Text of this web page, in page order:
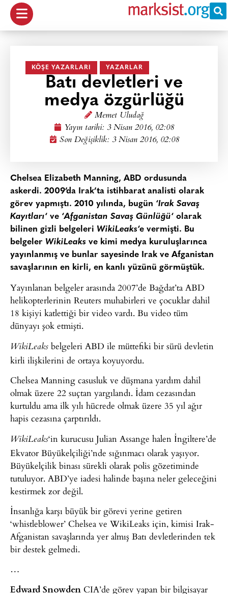
KÖŞE YAZARLARI YAZARLAR
Batı devletleri ve
medya özgürlüğü
Memet Uludağ
Yayın tarihi: 3 Nisan 2016, 02:08
Son Değişiklik: 3 Nisan 2016, 02:08
Chelsea Elizabeth Manning, ABD ordusunda
askerdi. 2009’da Irak’ta istihbarat analisti olarak
görev yapmıştı. 2010 yılında, bugün ‘Irak Savaş
Kayıtları‘ ve ‘Afganistan Savaş Günlüğü‘ olarak
bilinen gizli belgeleri WikiLeaks‘e vermişti. Bu
belgeler WikiLeaks ve kimi medya kuruluşlarınca
yayınlanmış ve bunlar sayesinde Irak ve Afganistan
savaşlarının en kirli, en kanlı yüzünü görmüştük.
Yayınlanan belgeler arasında 2007’de Bağdat’ta ABD
helikopterlerinin Reuters muhabirleri ve çocuklar dahil
18 kişiyi katlettiği bir video vardı. Bu video tüm
dünyayı şok etmişti.
WikiLeaks belgeleri ABD ile müttefiki bir sürü devletin
kirli ilişkilerini de ortaya koyuyordu.
Chelsea Manning casusluk ve düşmana yardım dahil
olmak üzere 22 suçtan yargılandı. İdam cezasından
kurtuldu ama ilk yılı hücrede olmak üzere 35 yıl ağır
hapis cezasına çarptırıldı.
WikiLeaks‘in kurucusu Julian Assange halen İngiltere’de
Ekvator Büyükelçiliği’nde sığınmacı olarak yaşıyor.
Büyükelçilik binası sürekli olarak polis gözetiminde
tutuluyor. ABD’ye iadesi halinde başına neler geleceğini
kestirmek zor değil.
İnsanlığa karşı büyük bir görevi yerine getiren
‘whistleblower’ Chelsea ve WikiLeaks için, kimisi Irak-
Afganistan savaşlarında yer almış Batı devletlerinden tek
bir destek gelmedi.
…
Edward Snowden CIA’de görev yapan bir bilgisayar